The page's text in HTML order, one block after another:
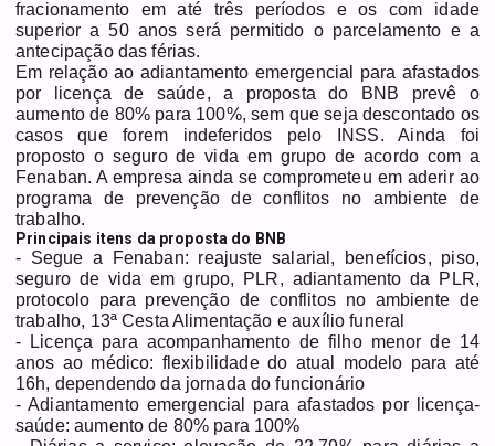
fracionamento em até três períodos e os com idade
superior a 50 anos será permitido o parcelamento e a
antecipação das férias.
Em relação ao adiantamento emergencial para afastados
por licença de saúde, a proposta do BNB prevê o
aumento de 80% para 100%, sem que seja descontado os
casos que forem indeferidos pelo INSS. Ainda foi
proposto o seguro de vida em grupo de acordo com a
Fenaban. A empresa ainda se comprometeu em aderir ao
programa de prevenção de conflitos no ambiente de
trabalho.
Principais itens da proposta do BNB
- Segue a Fenaban: reajuste salarial, benefícios, piso,
seguro de vida em grupo, PLR, adiantamento da PLR,
protocolo para prevenção de conflitos no ambiente de
trabalho, 13ª Cesta Alimentação e auxílio funeral
- Licença para acompanhamento de filho menor de 14
anos ao médico: flexibilidade do atual modelo para até
16h, dependendo da jornada do funcionário
- Adiantamento emergencial para afastados por licença-
saúde: aumento de 80% para 100%